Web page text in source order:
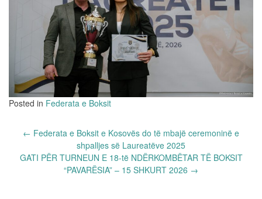
Posted in Federata e Boksit
Post
← Federata e Boksit e Kosovës do të mbajë ceremoninë e
shpalljes së Laureatëve 2025
GATI PËR TURNEUN E 18-të NDËRKOMBËTAR TË BOKSIT
“PAVARËSIA” – 15 SHKURT 2026 →